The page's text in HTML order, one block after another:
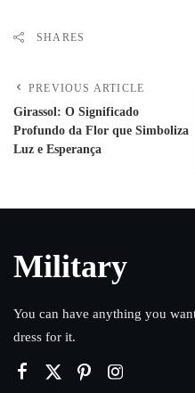
SHARES
PREVIOUS ARTICLE
Girassol: O Significado
Profundo da Flor que Simboliza
Luz e Esperança
Military
You can have anything you
dress for it.